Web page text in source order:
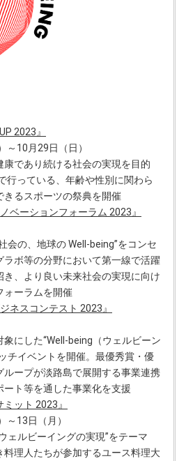
2023』
～10月29日（日）
康であり続ける社会の実現を目的
行っている、年齢や性別に関わら
るスポーツの祭典を開催
ベーションフォーラム 2023』
会の、地球の Well-being”をコンセ
ラボ等の分野において第一線で活躍
、より良い未来社会の実現に向け
ォーラムを開催
ネスコンテスト 2023』
にした“Well-being（ウェルビーン
チイベントを開催。最優秀賞・優
ープが淡路島で展開する事業連携
ート等を通した事業化を支援
ット 2023』
～13日（月）
ェルビーイングの実現”をテーマ
料理人たちが参加するユース料理大